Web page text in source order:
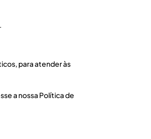
para atender às
a nossa Política de